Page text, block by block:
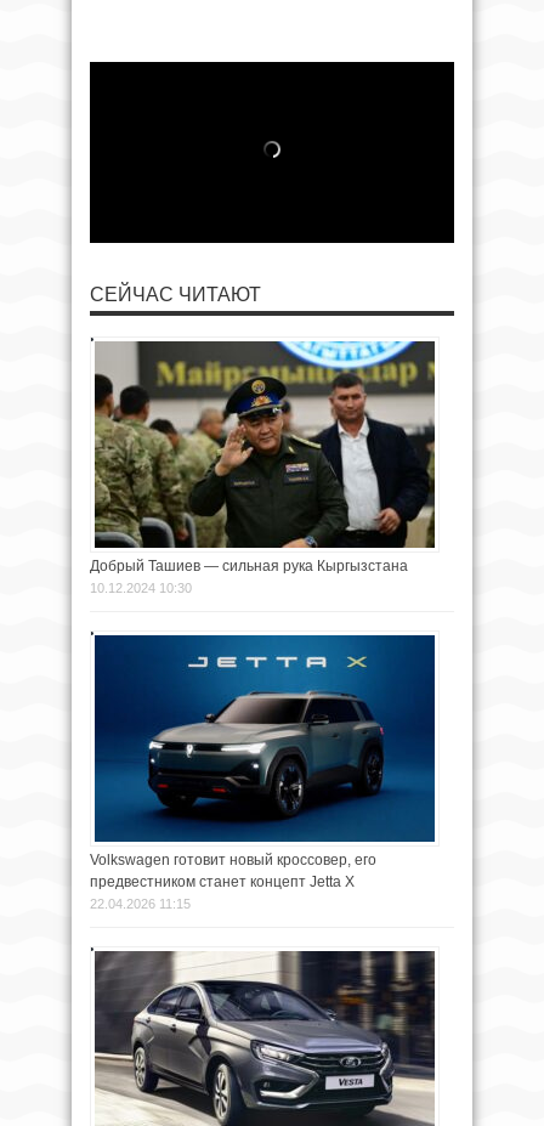
СЕЙЧАС ЧИТАЮТ
Добрый Ташиев — сильная рука Кыргызстана
10.12.2024 10:30
Volkswagen готовит новый кроссовер, его
предвестником станет концепт Jetta X
22.04.2026 11:15